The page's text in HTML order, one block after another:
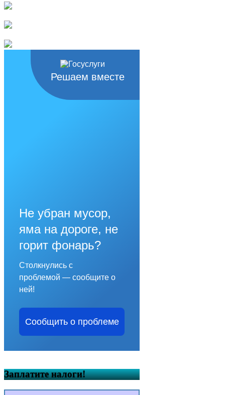
Решаем вместе
Не убран мусор,
яма на дороге, не
горит фонарь?
Столкнулись с
проблемой — сообщите о
ней!
Сообщить о проблеме
Заплатите налоги!